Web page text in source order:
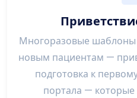
Многоразовые шаблоны
новым пациентам —
подготовка к
портала —